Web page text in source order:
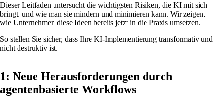
Dieser Leitfaden untersucht die wichtigsten Risiken, die KI mit sich
bringt, und wie man sie mindern und minimieren kann. Wir zeigen,
wie Unternehmen diese Ideen bereits jetzt in die Praxis umsetzen.
So stellen Sie sicher, dass Ihre KI-Implementierung transformativ und
nicht destruktiv ist.
1: Neue Herausforderungen durch
agentenbasierte Workflows